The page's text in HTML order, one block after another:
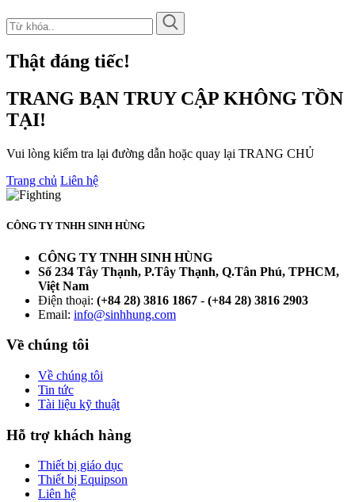
Thật đáng tiếc!
TRANG BẠN TRUY CẬP KHÔNG TỒN
TẠI!
Vui lòng kiểm tra lại đường dẫn hoặc quay lại TRANG CHỦ
Trang chủ Liên hệ
CÔNG TY TNHH SINH HÙNG
CÔNG TY TNHH SINH HÙNG
Số 234 Tây Thạnh, P.Tây Thạnh, Q.Tân Phú, TPHCM,
Việt Nam
Điện thoại: (+84 28) 3816 1867 - (+84 28) 3816 2903
Email: info@sinhhung.com
Về chúng tôi
Về chúng tôi
Tin tức
Tài liệu kỹ thuật
Hỗ trợ khách hàng
Thiết bị giáo dục
Thiết bị Equipson
Liên hệ